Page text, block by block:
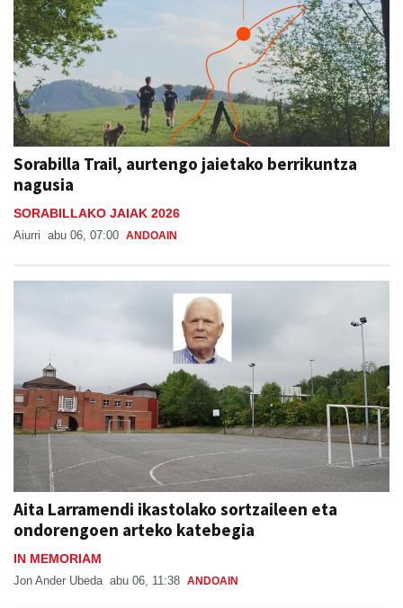
Sorabilla Trail, aurtengo jaietako berrikuntza
nagusia
SORABILLAKO JAIAK 2026
Aiurri abu 06, 07:00 ANDOAIN
Aita Larramendi ikastolako sortzaileen eta
ondorengoen arteko katebegia
IN MEMORIAM
Jon Ander Ubeda abu 06, 11:38 ANDOAIN